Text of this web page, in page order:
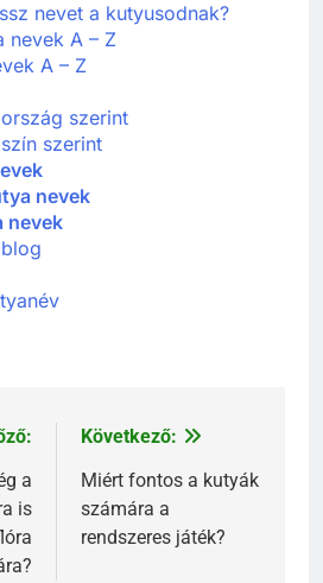
nevet a kutyusodnak?
nevek A – Z
A – Z
szerint
szerint
nevek
nevek
a
is
Következő:
Miért fontos a kutyák
számára a
rendszeres játék?